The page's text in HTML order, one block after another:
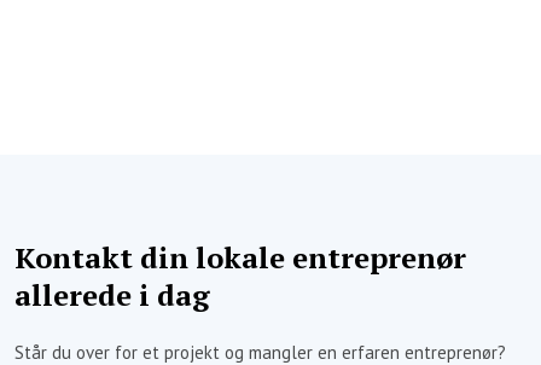
Kontakt din lokale entreprenør
allerede i dag
Står du over for et projekt og mangler en erfaren entreprenør?